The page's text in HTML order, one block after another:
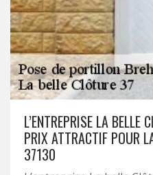
L’ENTREPRISE LA BELLE
PRIX ATTRACTIF POUR
37130